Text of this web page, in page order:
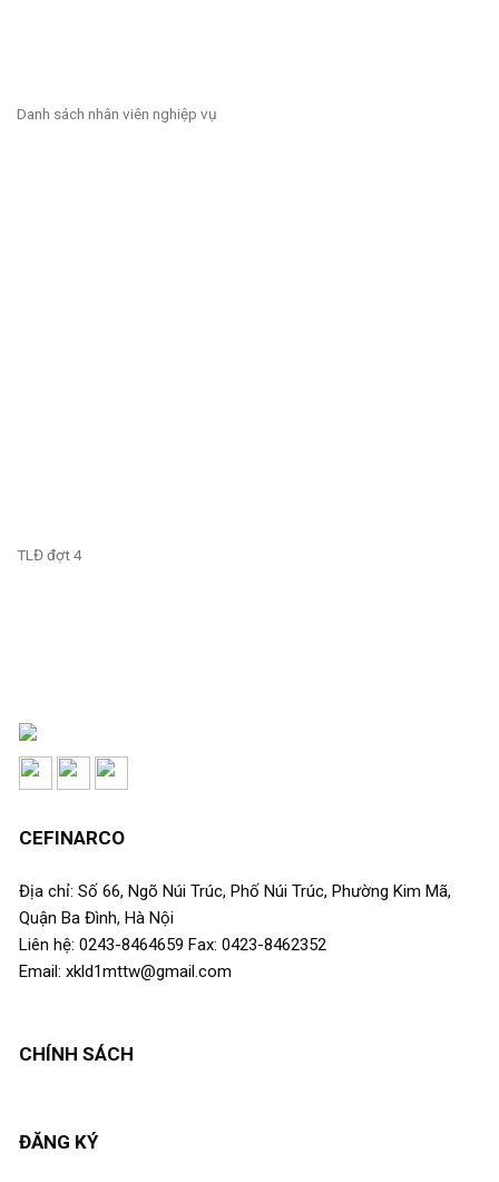
Danh sách nhân viên nghiệp vụ
TLĐ đợt 4
CEFINARCO
Địa chỉ: Số 66, Ngõ Núi Trúc, Phố Núi Trúc, Phường Kim Mã,
Quận Ba Đình, Hà Nội
Liên hệ: 0243-8464659 Fax: 0423-8462352
Email: xkld1mttw@gmail.com
CHÍNH SÁCH
ĐĂNG KÝ